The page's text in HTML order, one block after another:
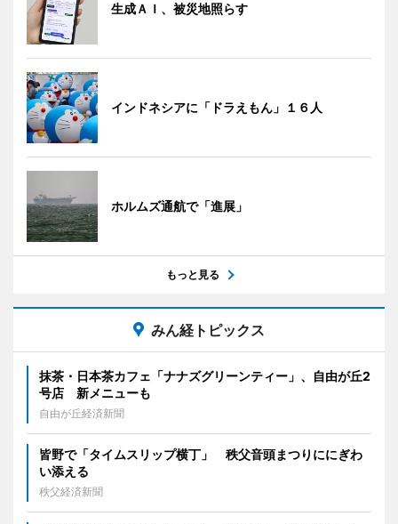
生成ＡＩ、被災地照らす
インドネシアに「ドラえもん」１６人
ホルムズ通航で「進展」
もっと見る
みん経トピックス
抹茶・日本茶カフェ「ナナズグリーンティー」、自由が丘2
号店 新メニューも
自由が丘経済新聞
皆野で「タイムスリップ横丁」 秩父音頭まつりににぎわ
い添える
秩父経済新聞